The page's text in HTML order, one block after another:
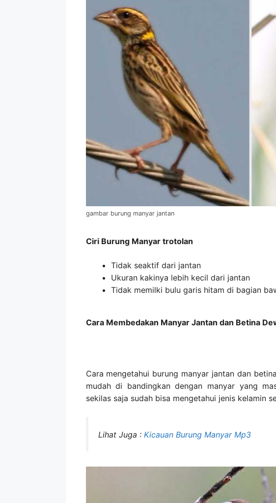
gambar burung manyar jantan
Ciri Burung Manyar trotolan
Tidak seaktif dari jantan
Ukuran kakinya lebih kecil dari jantan
Tidak memilki bulu garis hitam di bagian
Cara Membedakan Manyar Jantan dan Betina
Cara mengetahui burung manyar jantan dan
mudah di bandingkan dengan manyar yang
sekilas saja sudah bisa mengetahui jenis kelamin
Lihat Juga : Kicauan Burung Manyar Mp3